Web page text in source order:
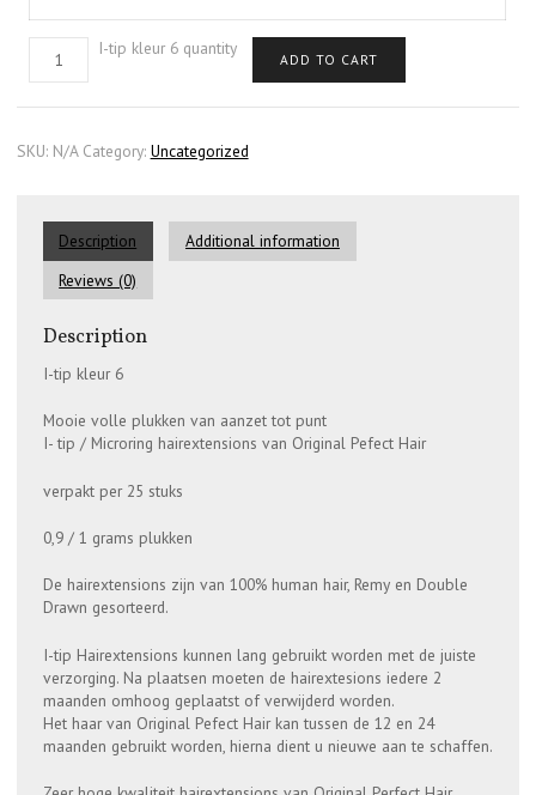
I-tip kleur 6 quantity
ADD TO CART
SKU: N/A Category: Uncategorized
Description
Additional information
Reviews (0)
Description
I-tip kleur 6
Mooie volle plukken van aanzet tot punt
I- tip / Microring hairextensions van Original Pefect Hair
verpakt per 25 stuks
0,9 / 1 grams plukken
De hairextensions zijn van 100% human hair, Remy en Double
Drawn gesorteerd.
I-tip Hairextensions kunnen lang gebruikt worden met de juiste
verzorging. Na plaatsen moeten de hairextesions iedere 2
maanden omhoog geplaatst of verwijderd worden.
Het haar van Original Pefect Hair kan tussen de 12 en 24
maanden gebruikt worden, hierna dient u nieuwe aan te schaffen.